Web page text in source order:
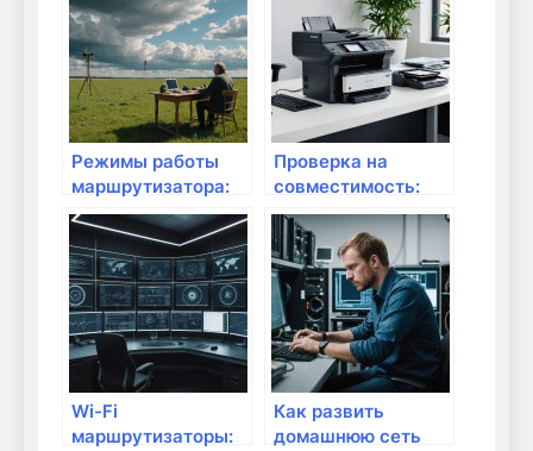
Режимы работы
маршрутизатора:
что они означают?
Проверка на
совместимость:
Какие
маршрутизаторы
работают с чем?
Wi-Fi
маршрутизаторы:
Как развить
домашнюю сеть